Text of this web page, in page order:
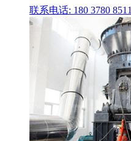
联系电话: 180 3780 8511